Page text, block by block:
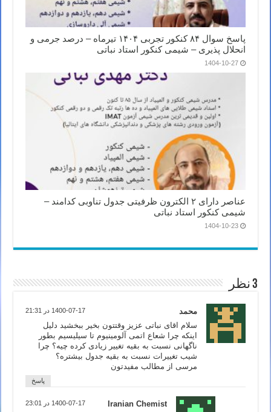
پاسخ سوال ۸۴ کنکور تجربی ۱۴۰۴ تیرماه – درصد جرمی و
انحلال پذیری – شیمی کنکور استاد نباتی
1404-10-27
عناصر دارای ۲ الکترون ظرفیتی جدول تناوبی کدامند –
شیمی کنکور استاد نباتی
1404-10-23
3 نظر
محمد 1400-07-17 در 21:31
سلام اقای نباتی عزیز وقتتون بخیر ببخشید دلیل
اینکه چرا شعاع اتمی آلومینیوم تا سیلیسیم بطور
ناگهانی نسبت به بقیه تغییر زیادی کرده چیه؟ چرا
شیب تغییرات نسبت به بقیه جدول بیشتره؟
مرسی از مطالب مفیدتون
پاسخ
Iranian Chemist 1400-07-17 در 23:01